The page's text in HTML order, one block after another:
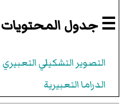
☰ جدول المحتويات
التصوير التشكيلي التعبيري
الدراما التعبيرية